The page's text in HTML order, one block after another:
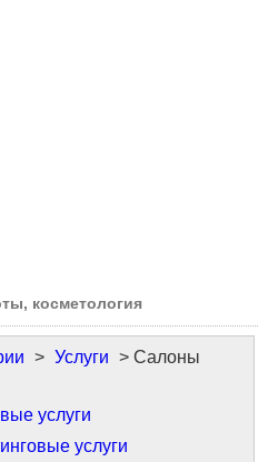
косметология
> Услуги > Салоны
услуги
услуги